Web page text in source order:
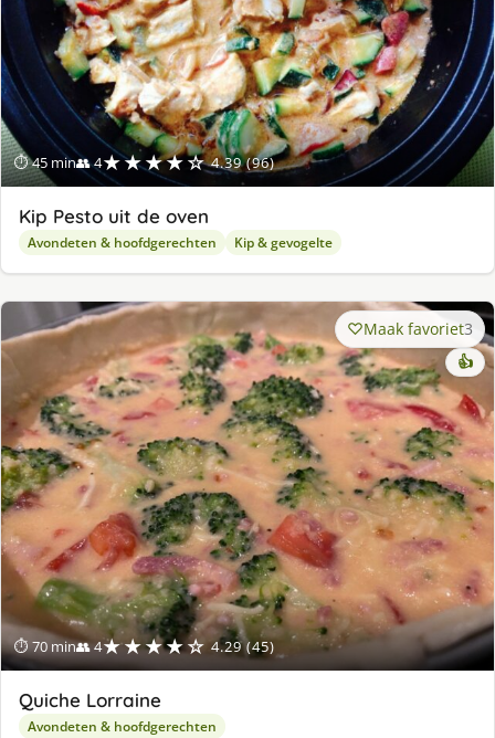
⏱ 45 min👥 4★★★★☆ 4.39 (96)
Kip Pesto uit de oven
Avondeten & hoofdgerechten Kip & gevogelte
⏱ 70 min👥 4★★★★☆ 4.29 (45)
Maak favoriet3
👍
Quiche Lorraine
Avondeten & hoofdgerechten